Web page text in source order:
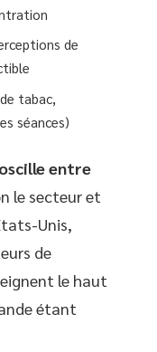
de
tabac,
séances)
entre
le secteur et
Unis,
de
le haut
étant